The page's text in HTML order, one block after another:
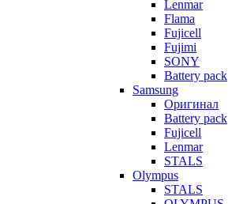
Lenmar
Flama
Fujicell
Fujimi
SONY
Battery pack
Samsung
Оригинал
Battery pack
Fujicell
Lenmar
STALS
Olympus
STALS